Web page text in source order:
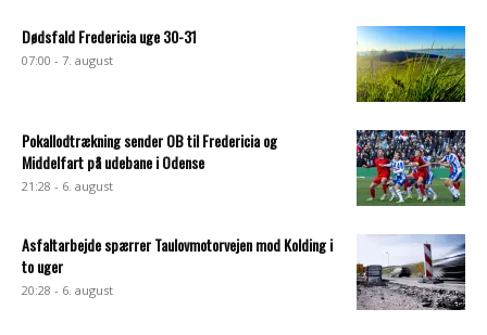
Dødsfald Fredericia uge 30-31
07:00 - 7. august
Pokallodtrækning sender OB til Fredericia og
Middelfart på udebane i Odense
21:28 - 6. august
Asfaltarbejde spærrer Taulovmotorvejen mod Kolding i
to uger
20:28 - 6. august